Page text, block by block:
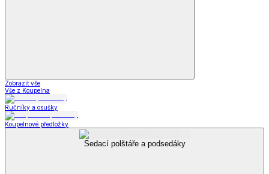
Zobrazit vše
Vše z Koupelna
Ručníky a osušky
Koupelnové předložky
Sedací polštáře a podsedáky